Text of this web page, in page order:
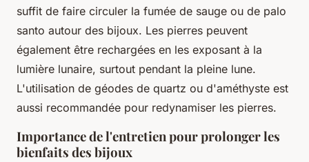
suffit de faire circuler la fumée de sauge ou de palo
santo autour des bijoux. Les pierres peuvent
également être rechargées en les exposant à la
lumière lunaire, surtout pendant la pleine lune.
L'utilisation de géodes de quartz ou d'améthyste est
aussi recommandée pour redynamiser les pierres.
Importance de l'entretien pour prolonger les
bienfaits des bijoux